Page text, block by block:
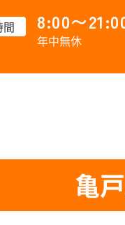
間 8:00〜
年中無休
亀